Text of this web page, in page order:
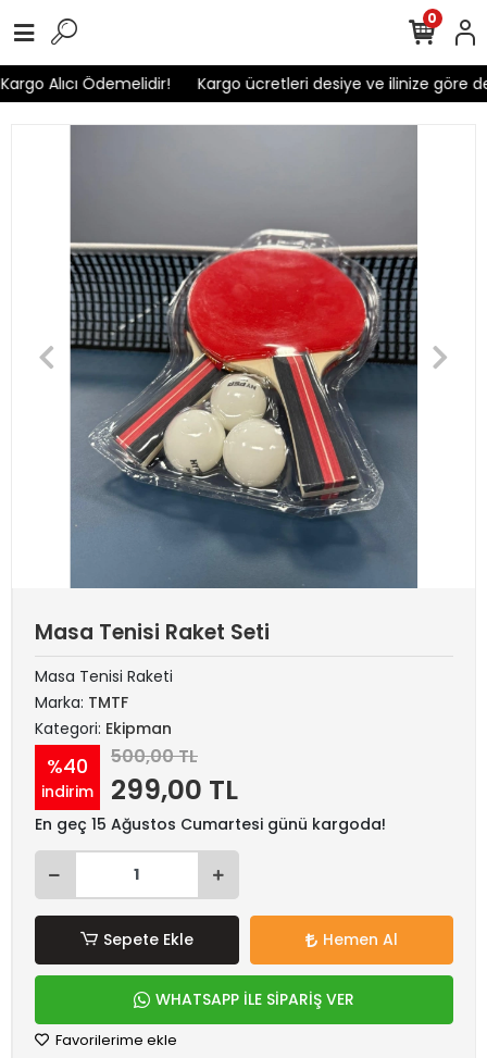
Alıcı Ödemelidir! Kargo ücretleri desiye ve ilinize göre
0
Masa Tenisi Raket Seti
Masa Tenisi Raketi
Marka: TMTF
Kategori: Ekipman
%40
indirim
500,00 TL
299,00 TL
En geç 15 Ağustos Cumartesi günü kargoda!
Sepete Ekle Hemen Al
WHATSAPP İLE SİPARİŞ VER
Favorilerime ekle